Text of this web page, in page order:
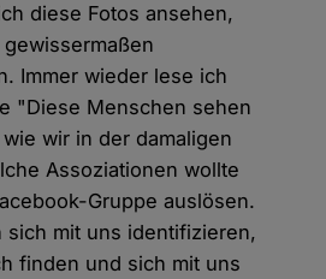
diese Fotos ansehen,
Immer wieder lese ich
"Diese Menschen sehen
wir in der damaligen
Assoziationen wollte
Gruppe auslösen.
sich mit uns identifizieren,
finden und sich mit uns